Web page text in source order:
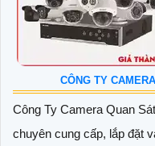
CÔNG TY
Công Ty Camera Quan
chuyên cung cấp, lắp đặt